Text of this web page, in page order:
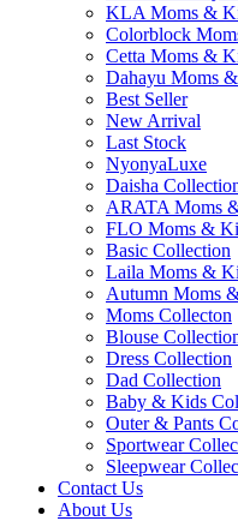
KLA Moms &
Colorblock
Cetta Moms &
Dahayu Moms
Best Seller
New Arrival
Last Stock
NyonyaLuxe
Daisha
ARATA Moms
FLO Moms &
Basic Collection
Laila Moms &
Autumn Moms
Moms Collecton
Blouse
Dress Collection
Dad Collection
Baby & Kids
Outer & Pants
Sportwear
Sleepwear
Contact Us
About Us